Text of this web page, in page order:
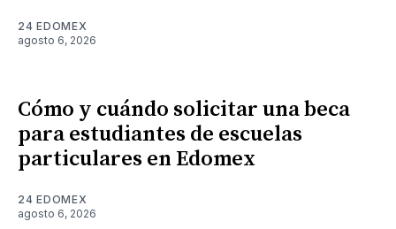
24 EDOMEX
agosto 6, 2026
Cómo y cuándo solicitar una beca
para estudiantes de escuelas
particulares en Edomex
24 EDOMEX
agosto 6, 2026